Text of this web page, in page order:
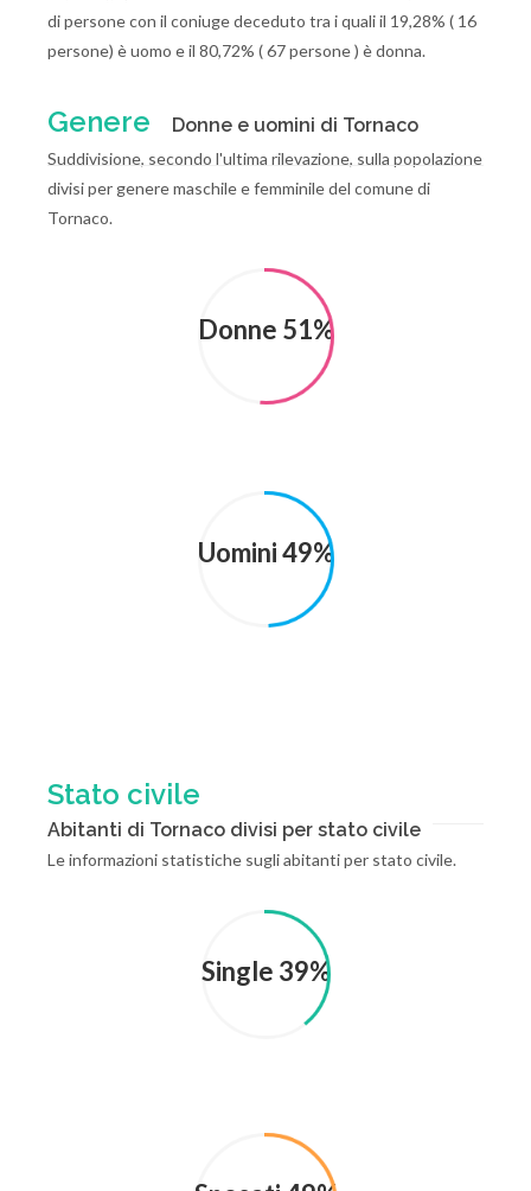
di persone con il coniuge deceduto tra i quali il 19,28% ( 16
persone) è uomo e il 80,72% ( 67 persone ) è donna.
Genere Donne e uomini di Tornaco
Suddivisione, secondo l'ultima rilevazione, sulla popolazione
divisi per genere maschile e femminile del comune di
Tornaco.
Donne 51%
Uomini 49%
Stato civile
Abitanti di Tornaco divisi per stato civile
Le informazioni statistiche sugli abitanti per stato civile.
Single 39%